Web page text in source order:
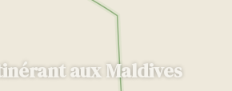
aux Maldives